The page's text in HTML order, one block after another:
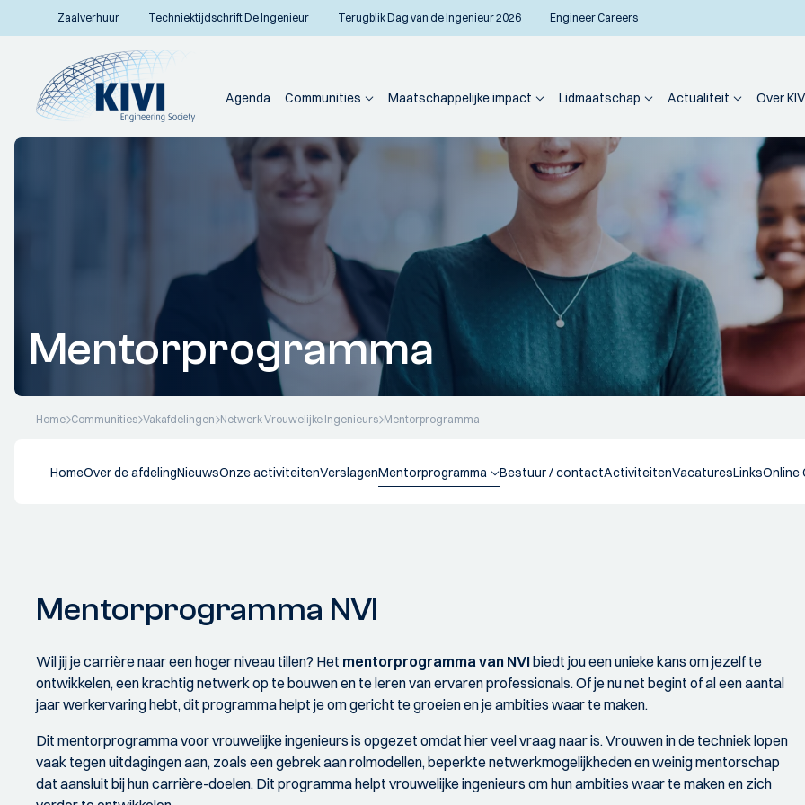
Zaalverhuur Techniektijdschrift De Ingenieur Terugblik Dag van de Ingenieur 2026 Engineer Careers
Agenda Communities Maatschappelijke impact Lidmaatschap Actualiteit Over
Mentorprogramma
Home Communities Vakafdelingen Netwerk Vrouwelijke Ingenieurs Mentorprogramma
HomeOver de afdelingNieuwsOnze activiteitenVerslagenMentorprogramma Bestuur / contactActiviteitenVacaturesLinksOnline
Mentorprogramma NVI
Wil jij je carrière naar een hoger niveau tillen? Het mentorprogramma van NVIbiedt jou een unieke kans om jezelf te
ontwikkelen, een krachtig netwerk op te bouwen en te leren van ervaren professionals. Of je nu net begint of al een aantal
jaar werkervaring hebt, dit programma helpt je om gericht te groeien en je ambities waar te maken.
Dit mentorprogramma voor vrouwelijke ingenieurs is opgezet omdat hier veel vraag naar is. Vrouwen in de techniek lopen
vaak tegen uitdagingen aan, zoals een gebrek aan rolmodellen, beperkte netwerkmogelijkheden en weinig mentorschap
dat aansluit bij hun carrière-doelen. Dit programma helpt vrouwelijke ingenieurs om hun ambities waar te maken en zich